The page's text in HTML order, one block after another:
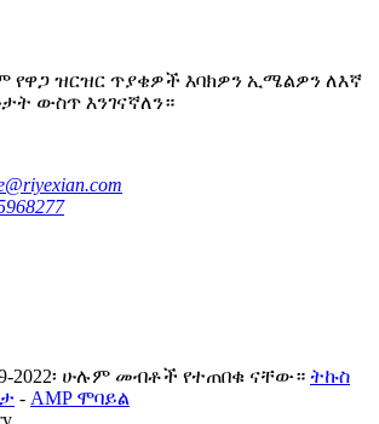
የዋጋ ዝርዝር ጥያቄዎች እባክዎን ኢሜልዎን ለእኛ
ውስጥ እንገናኛለን።
2022፡ ሁሉም መብቶች የተጠበቁ ናቸው። ትኩስ
- AMP ሞባይል